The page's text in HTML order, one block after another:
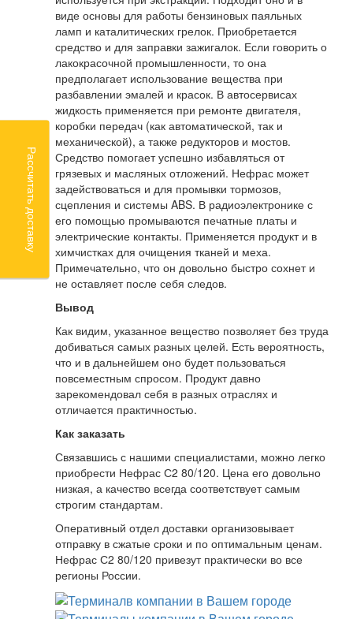
виде основы для работы бензиновых паяльных
ламп и каталитических грелок. Приобретается
средство и для заправки зажигалок. Если говорить о
лакокрасочной промышленности, то она
предполагает использование вещества при
разбавлении эмалей и красок. В автосервисах
жидкость применяется при ремонте двигателя,
коробки передач (как автоматической, так и
механической), а также редукторов и мостов.
Средство помогает успешно избавляться от
грязевых и масляных отложений. Нефрас может
задействоваться и для промывки тормозов,
сцепления и системы ABS. В радиоэлектронике с
его помощью промываются печатные платы и
электрические контакты. Применяется продукт и в
химчистках для очищения тканей и меха.
Примечательно, что он довольно быстро сохнет и
не оставляет после себя следов.
Вывод
Как видим, указанное вещество позволяет без труда
добиваться самых разных целей. Есть вероятность,
что и в дальнейшем оно будет пользоваться
повсеместным спросом. Продукт давно
зарекомендовал себя в разных отраслях и
отличается практичностью.
Как заказать
Связавшись с нашими специалистами, можно легко
приобрести Нефрас С2 80/120. Цена его довольно
низкая, а качество всегда соответствует самым
строгим стандартам.
Оперативный отдел доставки организовывает
отправку в сжатые сроки и по оптимальным ценам.
Нефрас С2 80/120 привезут практически во все
регионы России.
Рассчитать доставку